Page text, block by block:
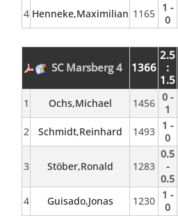
4 Henneke,Maximilian 1165 1 -
0
SC Marsberg 4 1366
2.5
:
1.5
1 Ochs,Michael 1456 0 -
1
2 Schmidt,Reinhard 1493 1 -
0
3 Stöber,Ronald 1283
0.5
-
0.5
4 Guisado,Jonas 1230 1 -
0